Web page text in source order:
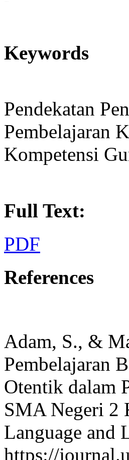
Keywords
Pendekatan
Pembelajaran
Kompetensi
Full Text:
PDF
References
Adam, S., &
Pembelajaran
Otentik dalam
SMA Negeri 2
Language and
https://